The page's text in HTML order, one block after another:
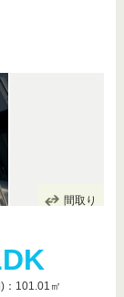
間取り
：101.01㎡